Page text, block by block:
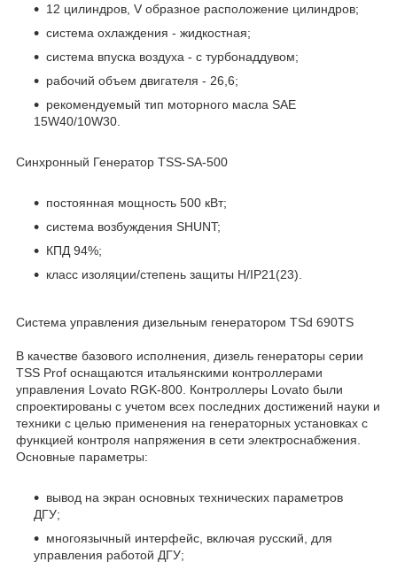
12 цилиндров, V образное расположение цилиндров;
система охлаждения - жидкостная;
система впуска воздуха - с турбонаддувом;
рабочий объем двигателя - 26,6;
рекомендуемый тип моторного масла SAE
15W40/10W30.
Синхронный Генератор TSS-SA-500
постоянная мощность 500 кВт;
система возбуждения SHUNT;
КПД 94%;
класс изоляции/степень защиты H/IP21(23).
Система управления дизельным генератором TSd 690TS
В качестве базового исполнения, дизель генераторы серии
TSS Prof оснащаются итальянскими контроллерами
управления Lovato RGK-800. Контроллеры Lovato были
спроектированы с учетом всех последних достижений науки и
техники с целью применения на генераторных установках с
функцией контроля напряжения в сети электроснабжения.
Основные параметры:
вывод на экран основных технических параметров
ДГУ;
многоязычный интерфейс, включая русский, для
управления работой ДГУ;